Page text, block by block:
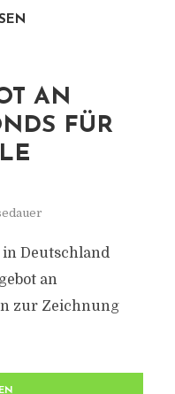
AN
FÜR
Deutschland
an
zur Zeichnung